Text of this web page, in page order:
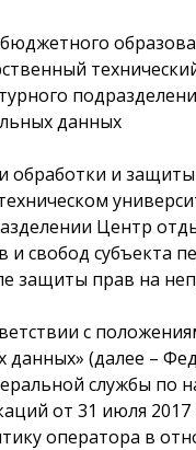
данных
обработки и
Центр
свобод субъекта
защиты прав на
с
данных» (далее –
службы по
от 31 июля
оператора в